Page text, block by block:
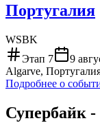
Португалия
WSBK
Этап 7 9
Algarve,
Подробнее о
Супербайк -